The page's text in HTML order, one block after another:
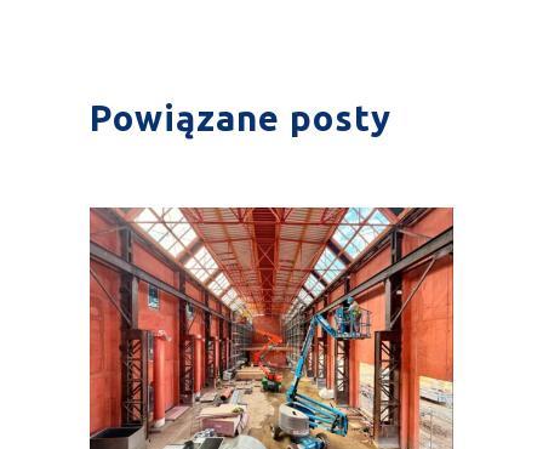
Powiązane posty